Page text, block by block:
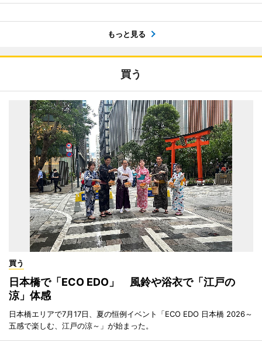
もっと見る
買う
買う
日本橋で「ECO EDO」 風鈴や浴衣で「江戸の
涼」体感
日本橋エリアで7月17日、夏の恒例イベント「ECO EDO 日本橋 2026～
五感で楽しむ、江戸の涼～」が始まった。